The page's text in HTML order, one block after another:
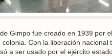
Gimpo fue creado en 1939 por
colonia. Con la liberación
a ser usado por el ejército